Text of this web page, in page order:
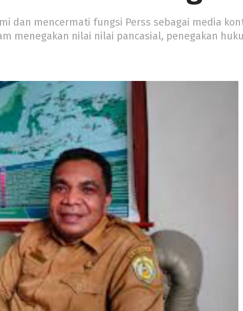
dan mencermati fungsi Perss sebagai media
menegakan nilai nilai pancasial, penegakan